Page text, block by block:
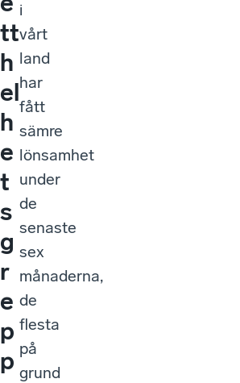
tt
h
el
h
e
t
s
g
r
e
p
p
i
vårt
land
har
fått
sämre
lönsamhet
under
de
senaste
sex
månaderna,
de
flesta
på
grund